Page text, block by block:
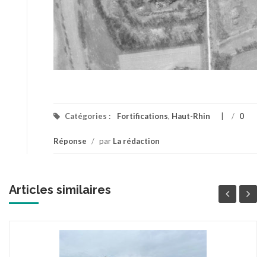
Catégories : Fortifications, Haut-Rhin / 0
Réponse / par La rédaction
Articles similaires